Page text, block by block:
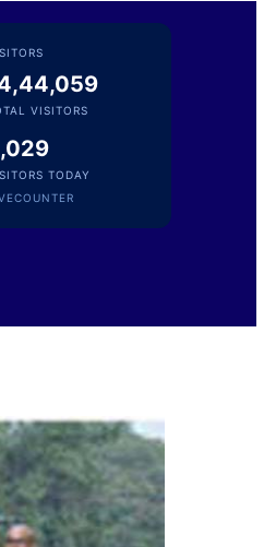
Telangana
Smt. Sneha
Secretary, Hyderabad
VISITORS
TODAY